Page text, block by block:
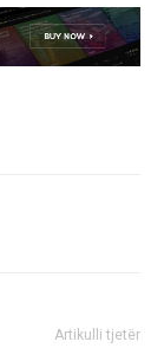
Artikulli tjetër